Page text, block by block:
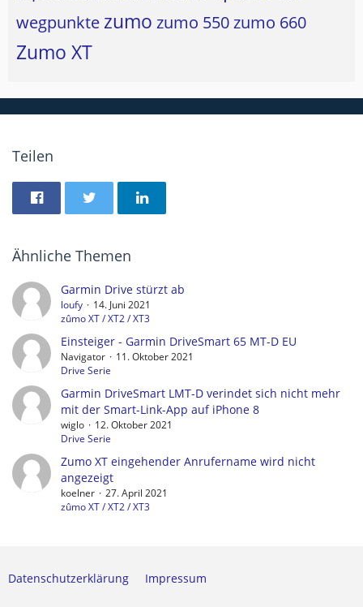
wegpunkte zumo zumo 550zumo 660
Zumo XT
Teilen
Ähnliche Themen
Garmin Drive stürzt ab
loufy
14. Juni 2021
zûmo XT / XT2 / XT3
Einsteiger - Garmin DriveSmart 65 MT-D EU
Navigator
11. Oktober 2021
Drive Serie
Garmin DriveSmart LMT-D verindet sich nicht mehr
mit der Smart-Link-App auf iPhone 8
wiglo
12. Oktober 2021
Drive Serie
Zumo XT eingehender Anrufername wird nicht
angezeigt
koelner
27. April 2021
zûmo XT / XT2 / XT3
Datenschutzerklärung Impressum